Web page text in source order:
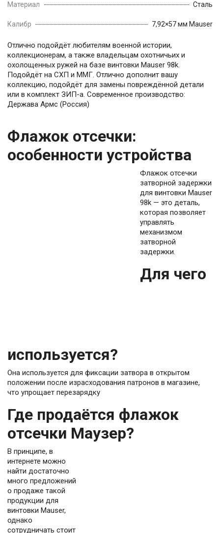
Материал Сталь
Калибр 7,92×57 мм Mauser
Отлично подойдёт любителям военной истории,
коллекционерам, а также владельцам охотничьих и
охолощенных ружей на базе винтовки Mauser 98k.
Подойдёт на СХП и ММГ. Отлично дополнит вашу
коллекцию, подойдёт для замены повреждённой детали
или в комплект ЗИП-а. Современное производство:
Держава Армс (Россия)
Флажок отсечки:
особенности устройства
Флажок отсечки
затворной задержки
для винтовки Mauser
98k — это деталь,
которая позволяет
управлять
механизмом
затворной
задержки.
Для чего
используется?
Она используется для фиксации затвора в открытом
положении после израсходования патронов в магазине,
что упрощает перезарядку
Где продаётся флажок
отсечки Маузер?
В принципе, в
интернете можно
найти достаточно
много предложений
о продаже такой
продукции для
винтовки Mauser,
однако
сотрудничать стоит